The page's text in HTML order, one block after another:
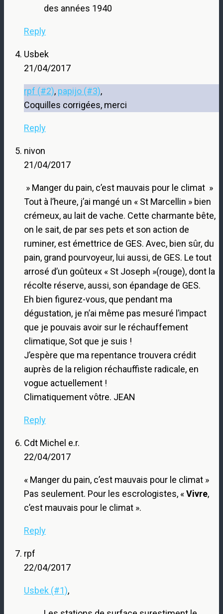
des années 1940
Reply
Usbek
21/04/2017
rpf (#2), papijo (#3),
Coquilles corrigées, merci
Reply
nivon
21/04/2017
» Manger du pain, c’est mauvais pour le climat »
Tout à l’heure, j’ai mangé un « St Marcellin » bien
crémeux, au lait de vache. Cette charmante bête,
on le sait, de par ses pets et son action de
ruminer, est émettrice de GES. Avec, bien sûr, du
pain, grand pourvoyeur, lui aussi, de GES. Le tout
arrosé d’un goûteux « St Joseph »(rouge), dont la
récolte réserve, aussi, son épandage de GES.
Eh bien figurez-vous, que pendant ma
dégustation, je n’ai même pas mesuré l’impact
que je pouvais avoir sur le réchauffement
climatique, Sot que je suis !
J’espère que ma repentance trouvera crédit
auprès de la religion réchauffiste radicale, en
vogue actuellement !
Climatiquement vôtre. JEAN
Reply
Cdt Michel e.r.
22/04/2017
« Manger du pain, c’est mauvais pour le climat »
Pas seulement. Pour les escrologistes, «Vivre,
c’est mauvais pour le climat ».
Reply
rpf
22/04/2017
Usbek (#1),